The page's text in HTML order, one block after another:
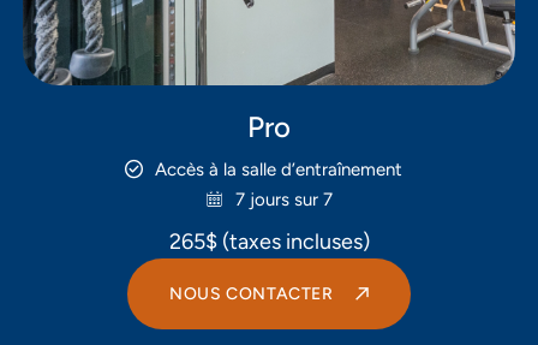
Pro
Accès à la salle d’entraînement
7 jours sur 7
NOUS CONTACTER
265$ (taxes incluses)